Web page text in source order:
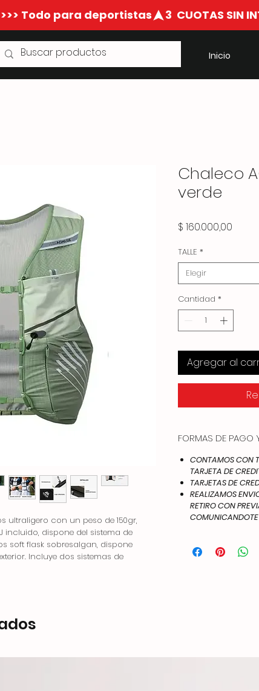
>>> Todo para deportistas
Inicio
ultraligero con un peso de 150gr,
incluido, dispone del sistema de
soft flask sobresalgan, dispone
Incluye dos sistemas de
Chaleco
verde
$ 160.000,00
TALLE *
Elegir
Cantidad *
Agregar al
FORMAS DE PAGO
CONTAMOS CON
TARJETA DE
TARJETAS DE
REALIZAMOS
RETIRO CON